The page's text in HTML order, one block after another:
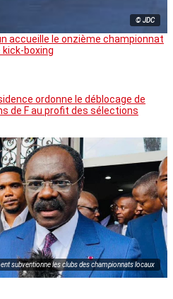
© JDC
accueille le onzième championnat
kick-boxing
ordonne le déblocage de
de F au profit des sélections
subventionne les clubs des championnats locaux